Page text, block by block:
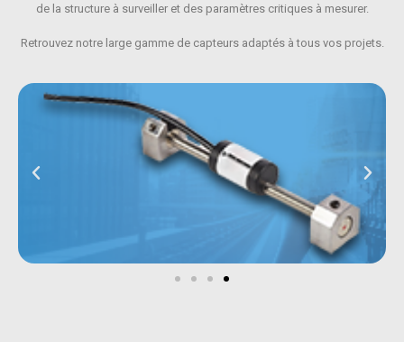
de la structure à surveiller et des paramètres critiques à mesurer.
Retrouvez notre large gamme de capteurs adaptés à tous vos projets.